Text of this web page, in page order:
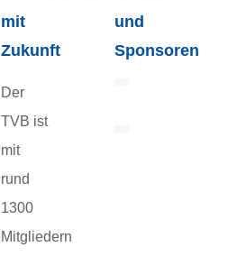
mit
Zukunft
Der
TVB ist
mit
rund
1300
Mitgliedern
und
Sponsoren